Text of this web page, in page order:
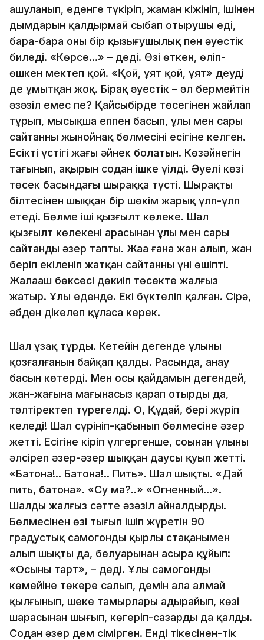
ашуланып, еденге түкіріп, жаман кіжініп, ішінен
дымдарын қалдырмай сыбап отырушы еді,
бара-бара оны бір қызығушылық пен әуестік
биледі. «Көрсе…» – деді. Өзі өткен, өліп-
өшкен мектеп қой. «Қой, ұят қой, ұят» деуді
де ұмытқан жоқ. Бірақ әуестік – әл бермейтін
әзәзіл емес пе? Қайсыбірде төсегінен жайлап
тұрып, мысықша еппен басып, ұлы мен сары
сайтанның жынойнақ бөлмесінің есігіне келген.
Есіктің үстіңгі жағы әйнек болатын. Көзәйнегін
тағынып, ақырын содан ішке үңілді. Әуелі көзі
төсек басындағы шыраққа түсті. Шырақтың
білтесінен шыққан бір шөкім жарық үлп-үлп
етеді. Бөлме іші қызғылт көлеңке. Шал
қызғылт көлеңкенің арасынан ұлы мен сары
сайтанды әзер тапты. Жаңа ғана жан алып, жан
беріп екіленіп жатқан сайтанның үні өшіпті.
Жалаңаш бөксесі дөңкиіп төсекте жалғыз
жатыр. Ұлы еденде. Екі бүктеліп қалған. Сірә,
әбден діңкелеп құласа керек.
Шал ұзақ тұрды. Кетейін дегенде ұлының
қозғал­ғанын байқап қалды. Расында, анау
басын көтерді. Мен осы қайдамын дегендей,
жан-жағына мағынасыз қарап отырды да,
тәлтіректеп түрегелді. О, Құдай, бері жүріп
келеді! Шал сүрініп-қабынып бөлмесіне әзер
жетті. Есігіне кіріп үлгергенше, соңынан ұлының
әлсіреп әзер-әзер шыққан даусы қуып жетті.
«Батона!.. Батона!.. Пить». Шал шықты. «Дай
пить, батона». «Су ма?..» «Огненный…».
Шалды жалғыз сәтте әзәзіл айналдырды.
Бөлмесінен өзі тығып ішіп жүретін 90
градустық самогонды қырлы стақанымен
алып шықты да, белуарынан асыра құйып:
«Осыны тарт», – деді. Ұлы самогонды
көмейіне төңкере салып, демін ала алмай
қылғынып, шеке тамырлары адырайып, көзі
шарасынан шығып, көгеріп-сазарды да қалды.
Содан әзер дем сімірген. Енді тікесінен-тік